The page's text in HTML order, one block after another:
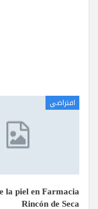
افتراضي
la piel en Farmacia
Rincón de Seca